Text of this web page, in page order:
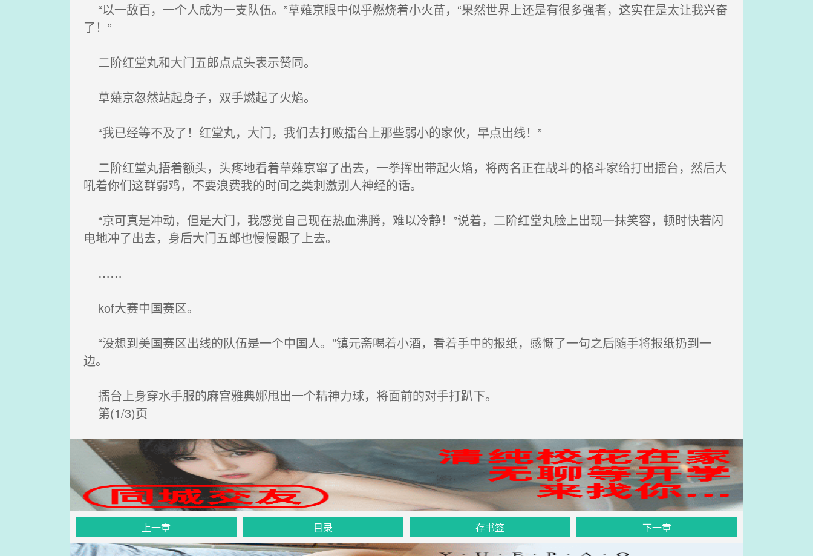
“以一敌百，一个人成为一支队伍。”草薙京眼中似乎燃烧着小火苗，“果然世界上还是有很多强者，这实在是太让我兴奋
了！”
二阶红堂丸和大门五郎点点头表示赞同。
草薙京忽然站起身子，双手燃起了火焰。
“我已经等不及了！红堂丸，大门，我们去打败擂台上那些弱小的家伙，早点出线！”
二阶红堂丸捂着额头，头疼地看着草薙京窜了出去，一拳挥出带起火焰，将两名正在战斗的格斗家给打出擂台，然后大
吼着你们这群弱鸡，不要浪费我的时间之类刺激别人神经的话。
“京可真是冲动，但是大门，我感觉自己现在热血沸腾，难以冷静！”说着，二阶红堂丸脸上出现一抹笑容，顿时快若闪
电地冲了出去，身后大门五郎也慢慢跟了上去。
……
kof大赛中国赛区。
“没想到美国赛区出线的队伍是一个中国人。”镇元斋喝着小酒，看着手中的报纸，感慨了一句之后随手将报纸扔到一
边。
擂台上身穿水手服的麻宫雅典娜甩出一个精神力球，将面前的对手打趴下。
第(1/3)页
上一章 目录 存书签 下一章